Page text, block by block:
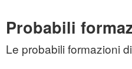
Probabili
Le probabili formazioni